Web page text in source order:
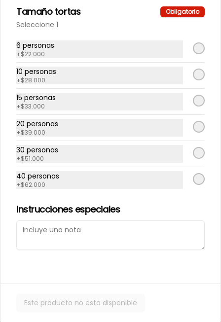
$550
Repollito manjar
artesanal.
$550
Repollitos de crema
pastelera.
Caja de galletas de
Cajita Lenguita de
Tamaño tortas Obligatorio
Seleccione 1
6 personas
+$22.000
10 personas
+$28.000
15 personas
+$33.000
20 personas
+$39.000
30 personas
+$51.000
40 personas
+$62.000
Instrucciones especiales
Este producto no esta disponible